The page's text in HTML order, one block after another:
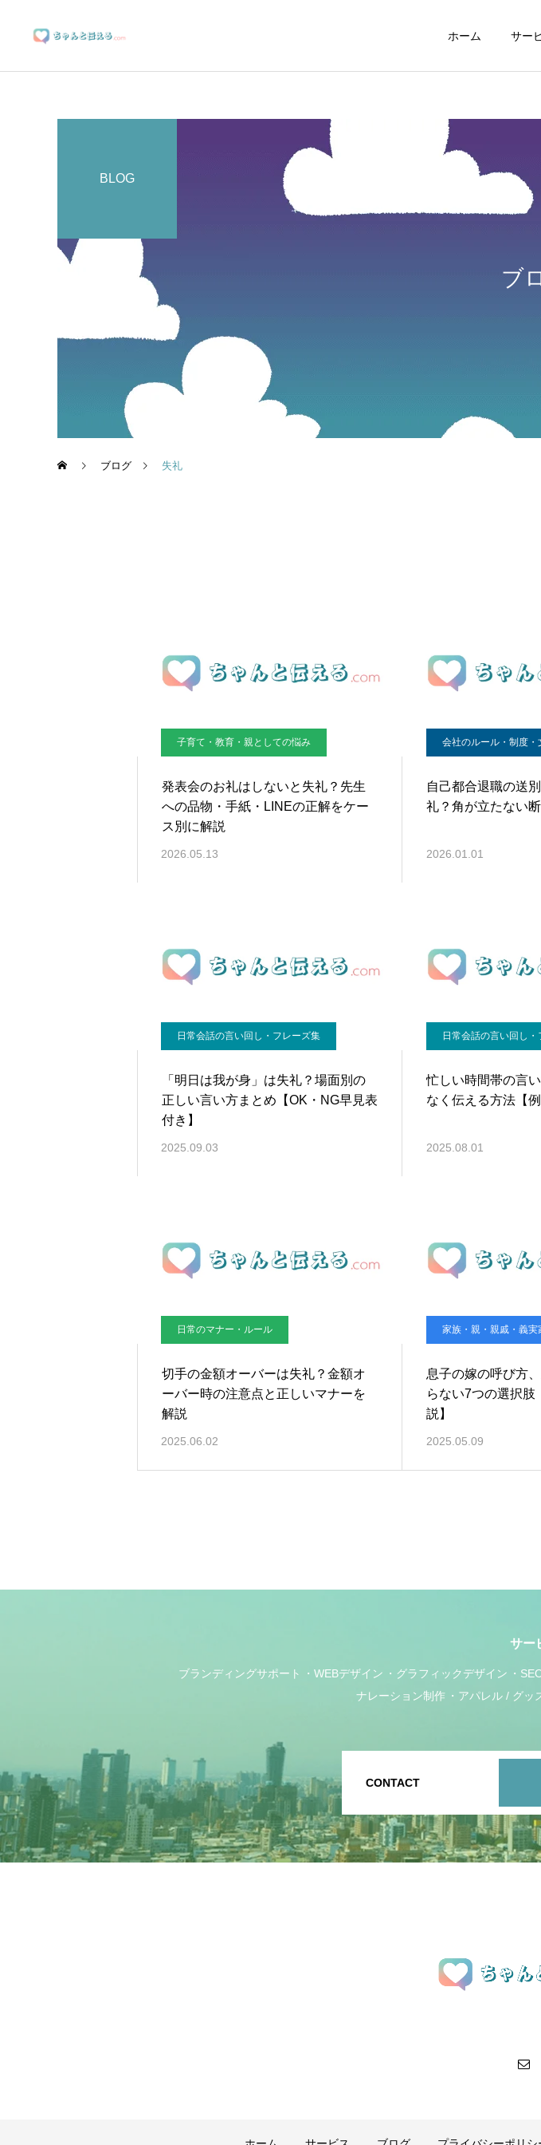
ホーム サー
ブランディングサポート
ブ
BLOG
ブログ 失礼
子育て・教育・親としての悩み
発表会のお礼はしないと失礼？先生
への品物・手紙・LINEの正解をケー
ス別に解説
2026.05.13
会社のルール・制度・
自己都合退職の送
礼？角が立たない
2026.01.01
日常会話の言い回し・フレーズ集
「明日は我が身」は失礼？場面別の
正しい言い方まとめ【OK・NG早見表
付き】
2025.09.03
日常会話の言い回し・
忙しい時間帯の言
なく伝える方法【例
2025.08.01
日常のマナー・ルール
切手の金額オーバーは失礼？金額オ
ーバー時の注意点と正しいマナーを
解説
2025.06.02
家族・親・親戚・義実
息子の嫁の呼び方
らない7つの選択肢
説】
2025.05.09
サー
ブランディングサポート WEBデザイン グラフィックデザイン
ナレーション制作
アパレル / グッ
CONTACT